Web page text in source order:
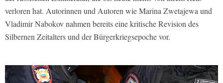
verloren hat. Autorinnen und Autoren wie Marina Zwetajewa und
Vladimir Nabokov nahmen bereits eine kritische Revision des
Silbernen Zeitalters und der Bürgerkriegsepoche vor.